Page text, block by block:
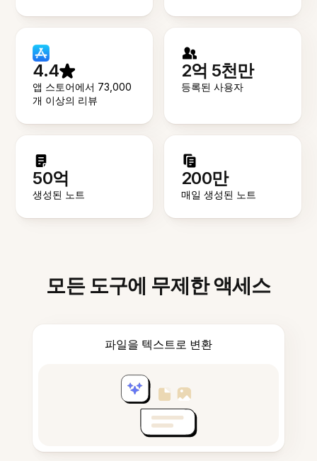
4.4
앱 스토어에서 73,000
개 이상의 리뷰
2억 5천만
등록된 사용자
50억
생성된 노트
200만
매일 생성된 노트
모든 도구에 무제한 액세스
파일을 텍스트로 변환